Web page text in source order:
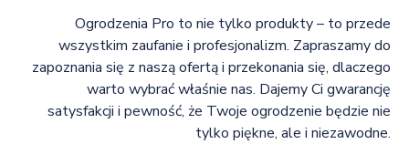
Ogrodzenia Pro to nie tylko produkty – to przede
wszystkim zaufanie i profesjonalizm. Zapraszamy do
zapoznania się z naszą ofertą i przekonania się, dlaczego
warto wybrać właśnie nas. Dajemy Ci gwarancję
satysfakcji i pewność, że Twoje ogrodzenie będzie nie
tylko piękne, ale i niezawodne.